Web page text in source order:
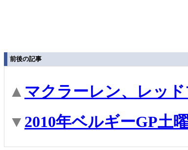
前後の記事
▲ マクラーレン、レッ
▼ 2010年ベルギーGP土